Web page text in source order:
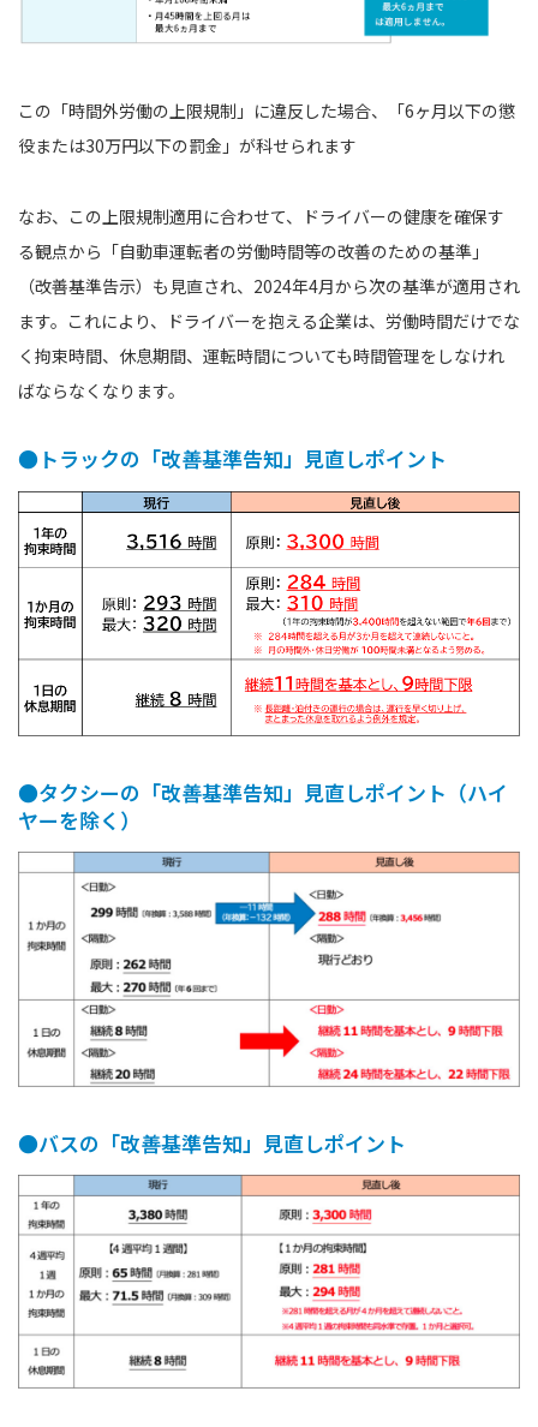
この「時間外労働の上限規制」に違反した場合、「6ヶ月以下の懲
役または30万円以下の罰金」が科せられます
なお、この上限規制適用に合わせて、ドライバーの健康を確保す
る観点から「自動車運転者の労働時間等の改善のための基準」
（改善基準告示）も見直され、2024年4月から次の基準が適用され
ます。これにより、ドライバーを抱える企業は、労働時間だけでな
く拘束時間、休息期間、運転時間についても時間管理をしなけれ
ばならなくなります。
●トラックの「改善基準告知」見直しポイント
●タクシーの「改善基準告知」見直しポイント（ハイ
ヤーを除く）
●バスの「改善基準告知」見直しポイント